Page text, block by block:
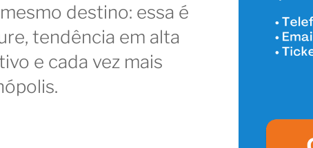
destino: essa é
tendência em alta
e cada vez mais